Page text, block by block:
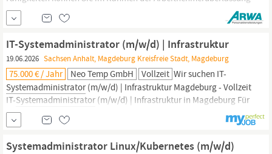
im Bereich Informationstechnologie vertiefen. Ihr Job ist in
Vollzeit und Sie erhalten 17,65 € bis 18,51 € pro Stunde. Wir bieten
Ihnen Fahrtkostenzuschuss Sicherer Arbeitsplatz Urlaubs- und
Weihnachtsgeld Ihre...
IT-Systemadministrator (m/w/d) | Infrastruktur
19.06.2026 Sachsen Anhalt, Magdeburg Kreisfreie Stadt, Magdeburg
75.000 € / Jahr Neo Temp GmbH Vollzeit Wir suchen IT-
Systemadministrator(m/w/d) | Infrastruktur Magdeburg - Vollzeit
IT-Systemadministrator (m/w/d) | Infrastruktur in Magdeburg Für
ein renommiertes Kundenunternehmen suchen wir einen IT-
Systemadministrator
(m/w/d) am Standort Magdeburg. Sie
sorgen für stabile IT-Strukturen, entwickeln Systeme weiter und...
Systemadministrator Linux/Kubernetes (m/w/d)